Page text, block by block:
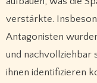
verstärkte.
Antagonisten
und nachvollziehbar
ihnen identifizieren